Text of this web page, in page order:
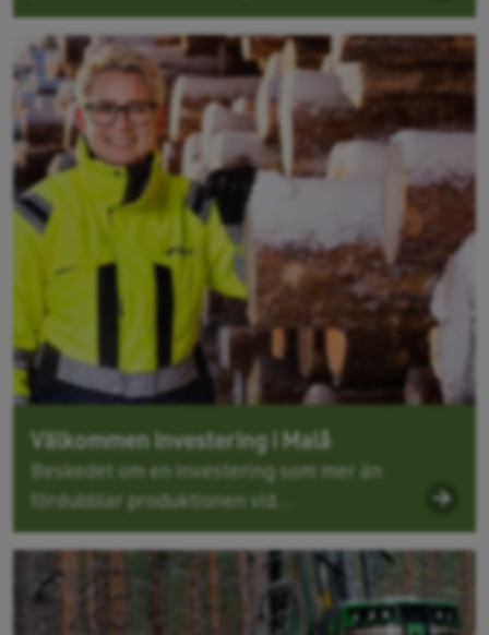
Välkommen investering i Malå
Beskedet om en investering som mer än
fördubblar produktionen vid...